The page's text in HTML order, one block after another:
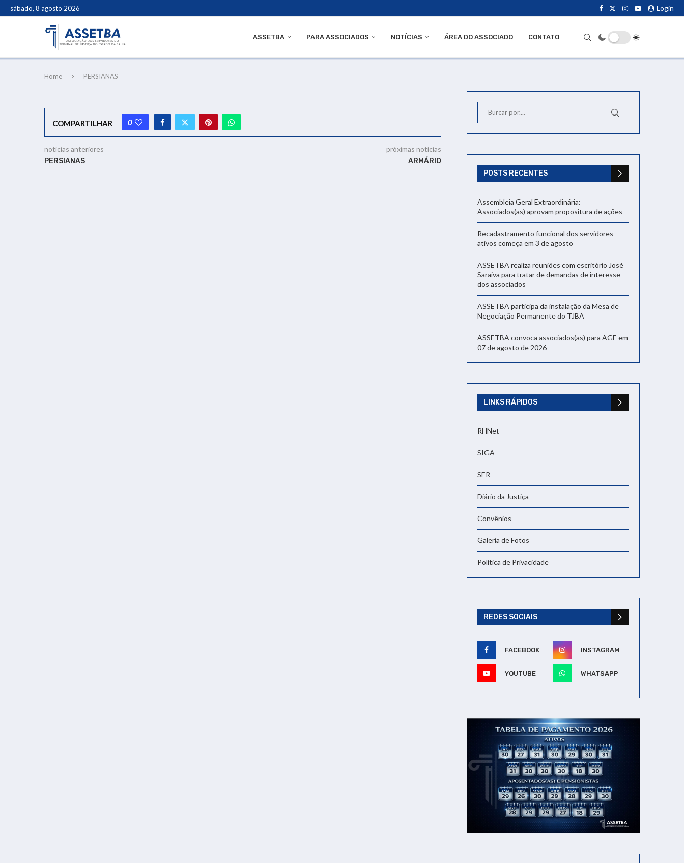
sábado, 8 agosto 2026 Login
ASSETBA PARA ASSOCIADOS NOTÍCIAS ÁREA DO ASSOCIADO CONTATO
Home PERSIANAS
COMPARTILHAR 0
notícias anteriores
PERSIANAS
próximas notícias
ARMÁRIO
POSTS RECENTES
Assembleia Geral Extraordinária:
Associados(as) aprovam propositura de ações
Recadastramento funcional dos servidores
ativos começa em 3 de agosto
ASSETBA realiza reuniões com escritório José
Saraiva para tratar de demandas de interesse
dos associados
ASSETBA participa da instalação da Mesa de
Negociação Permanente do TJBA
ASSETBA convoca associados(as) para AGE em
07 de agosto de 2026
LINKS RÁPIDOS
RHNet
SIGA
SER
Diário da Justiça
Convênios
Galeria de Fotos
Política de Privacidade
REDES SOCIAIS
FACEBOOK INSTAGRAM
YOUTUBE WHATSAPP